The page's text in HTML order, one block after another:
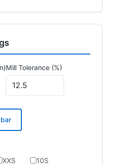
Mill Tolerance (%)
XXS
10S